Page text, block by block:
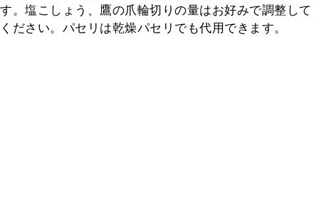
す。塩こしょう、鷹の爪輪切りの量はお好みで調整して
ください。パセリは乾燥パセリでも代用できます。